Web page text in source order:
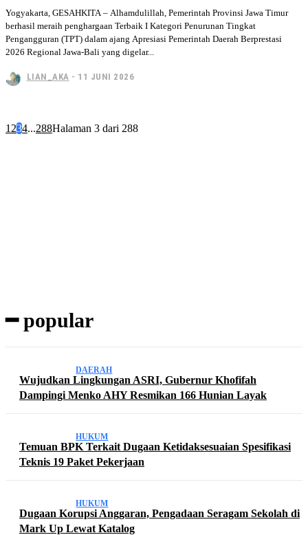
Yogyakarta, GESAHKITA – Alhamdulillah, Pemerintah Provinsi Jawa Timur
berhasil meraih penghargaan Terbaik I Kategori Penurunan Tingkat
Pengangguran (TPT) dalam ajang Apresiasi Pemerintah Daerah Berprestasi
2026 Regional Jawa-Bali yang digelar...
LIAN_AKA - 11 JUNI 2026
1234...288Halaman 3 dari 288
━ popular
DAERAH
Wujudkan Lingkungan ASRI, Gubernur Khofifah
Dampingi Menko AHY Resmikan 166 Hunian Layak
HUKUM
Temuan BPK Terkait Dugaan Ketidaksesuaian Spesifikasi
Teknis 19 Paket Pekerjaan
HUKUM
Dugaan Korupsi Anggaran, Pengadaan Seragam Sekolah di
Mark Up Lewat Katalog